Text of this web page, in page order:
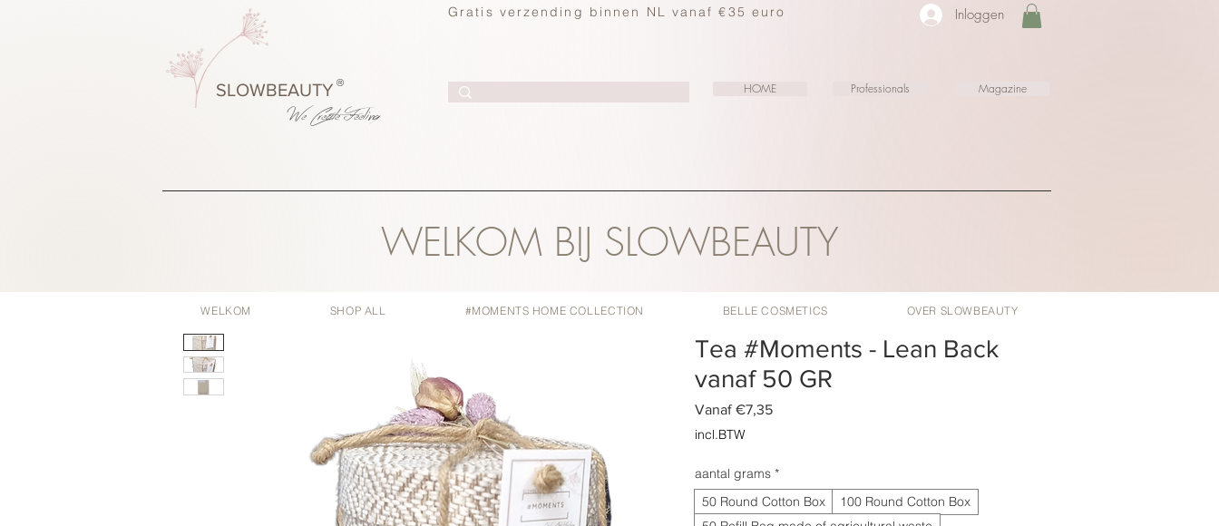
Gratis verzending binnen NL vanaf €35 euro Inloggen
®
SLOWBEAUTY
We CreateFeeling
HOME Professionals Magazine
WELKOM BIJ SLOWBEAUTY
WELKOM SHOP ALL #MOMENTS HOME COLLECTION BELLE COSMETICS OVER SLOWBEAUTY
Tea #Moments - Lean Back
vanaf 50 GR
Vanaf€7,35Verkoopprijs
incl.BTW
aantal grams *
50 Round Cotton Box
100 Round Cotton Box